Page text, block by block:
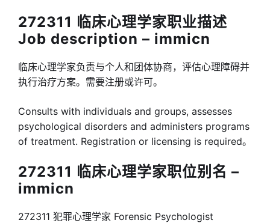
272311 临床心理学家职业描述
Job description – immicn
临床心理学家负责与个人和团体协商，评估心理障碍并
执行治疗方案。需要注册或许可。
Consults with individuals and groups, assesses
psychological disorders and administers programs
of treatment. Registration or licensing is required。
272311 临床心理学家职位别名 –
immicn
272311 犯罪心理学家 Forensic Psychologist